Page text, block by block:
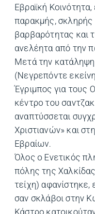
Εβραϊκή
παρακμής,
βαρβαρότητας και
ανελέητα από την
Μετά την
(Νεγρεπόντε
Έγριμπος για τους
κέντρο του
αναπτύσσεται
Χριστιανών» και
Εβραίων.
Όλος ο Ενετικός
πόλης της
τείχη)
σαν σκλάβοι στην
Κάστρο